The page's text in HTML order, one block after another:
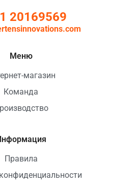
20169569
Меню
магазин
Команда
Правила